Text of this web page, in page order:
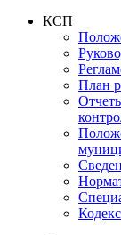
КСП
План